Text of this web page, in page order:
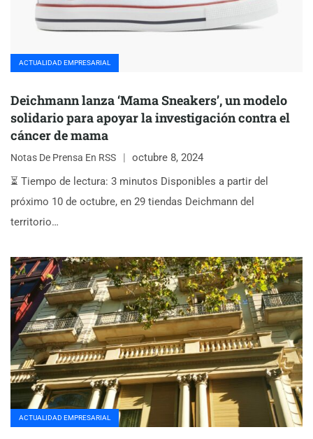
ACTUALIDAD EMPRESARIAL
Deichmann lanza ‘Mama Sneakers’, un modelo
solidario para apoyar la investigación contra el
cáncer de mama
Notas De Prensa En RSS
octubre 8, 2024
⏳ Tiempo de lectura: 3 minutos Disponibles a partir del
próximo 10 de octubre, en 29 tiendas Deichmann del
territorio…
ACTUALIDAD EMPRESARIAL